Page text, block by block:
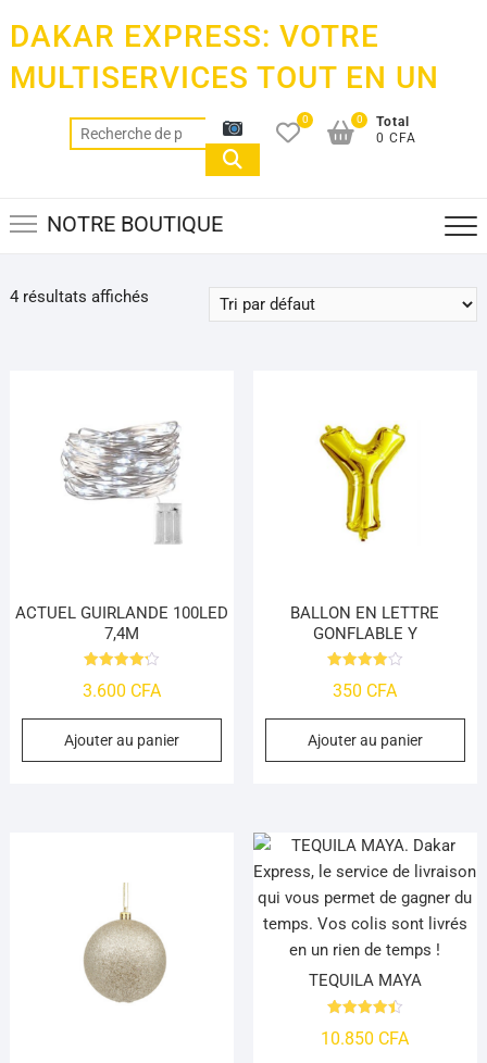
content
DAKAR EXPRESS: VOTRE
MULTISERVICES TOUT EN UN
Recherche
pour :
0
Total
0 CFA
0
NOTRE BOUTIQUE
4 résultats affichés
ACTUEL GUIRLANDE 100LED
7,4M
4.25
3.600 CFA
Ajouter au panier
BALLON EN LETTRE
GONFLABLE Y
4.0
350 CFA
Ajouter au panier
TEQUILA MAYA
4.48
10.850 CFA